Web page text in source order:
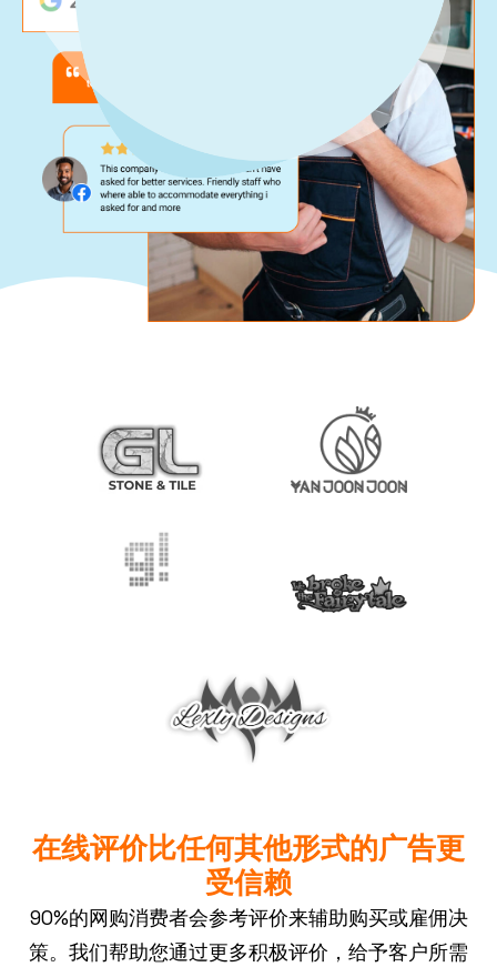
在线评价比任何其他形式的广告更
受信赖
90%的网购消费者会参考评价来辅助购买或雇佣决
策。我们帮助您通过更多积极评价，给予客户所需